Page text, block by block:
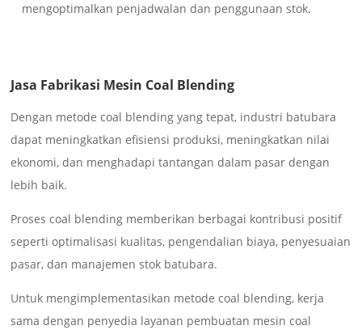
mengoptimalkan penjadwalan dan penggunaan stok.
Jasa Fabrikasi Mesin Coal Blending
Dengan metode coal blending yang tepat, industri batubara
dapat meningkatkan efisiensi produksi, meningkatkan nilai
ekonomi, dan menghadapi tantangan dalam pasar dengan
lebih baik.
Proses coal blending memberikan berbagai kontribusi positif
seperti optimalisasi kualitas, pengendalian biaya, penyesuaian
pasar, dan manajemen stok batubara.
Untuk mengimplementasikan metode coal blending, kerja
sama dengan penyedia layanan pembuatan mesin coal